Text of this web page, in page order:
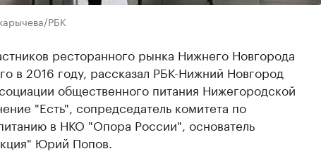
РБК
ресторанного рынка Нижнего Новгорода
в 2016 году, рассказал РБК-Нижний Новгород
общественного питания Нижегородской
"Есть", сопредседатель комитета по
в НКО "Опора России", основатель
Юрий Попов.